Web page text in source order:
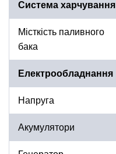
Система харчування
Місткість паливного
бака
Електрообладнання
Напруга
Акумулятори